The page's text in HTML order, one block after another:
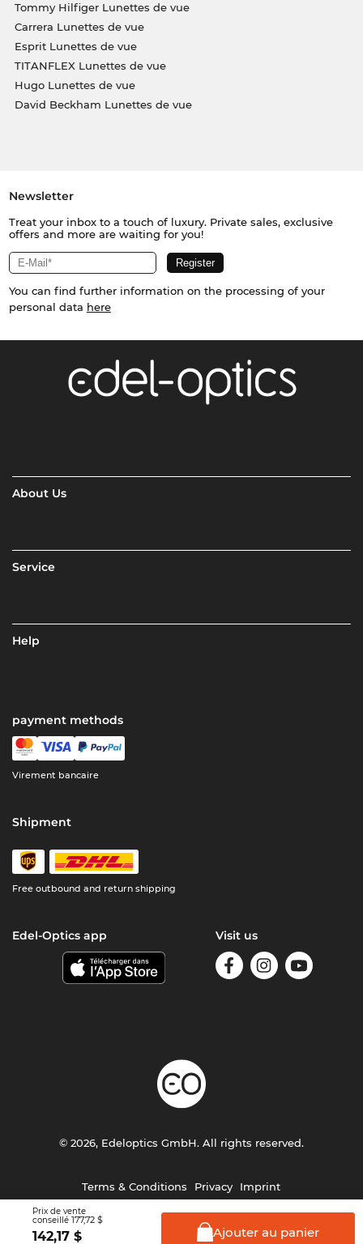
Prix de vente
conseillé 177,72 $
142,17 $ Ajouter au panier
Tommy Hilfiger Lunettes de vue
Carrera Lunettes de vue
Esprit Lunettes de vue
TITANFLEX Lunettes de vue
Hugo Lunettes de vue
David Beckham Lunettes de vue
Newsletter
Treat your inbox to a touch of luxury. Private sales, exclusive
offers and more are waiting for you!
You can find further information on the processing of your
personal data here
About Us
Service
Help
payment methods
Virement bancaire
Shipment
Free outbound and return shipping
Edel-Optics app Visit us
Terms & Conditions Privacy Imprint
© 2026, Edeloptics GmbH. All rights reserved.